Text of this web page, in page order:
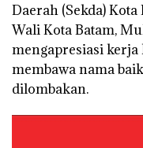
Daerah (Sekda)
Wali Kota Batam,
mengapresiasi kerja
membawa nama
dilombakan.